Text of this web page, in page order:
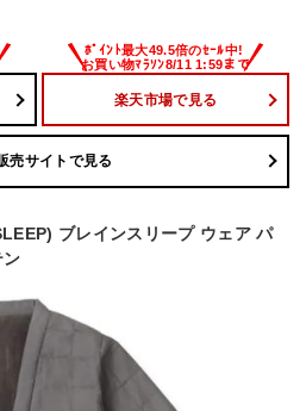
楽天市場で見る
売サイトで見る
ブレインスリープ ウェア パ
ン